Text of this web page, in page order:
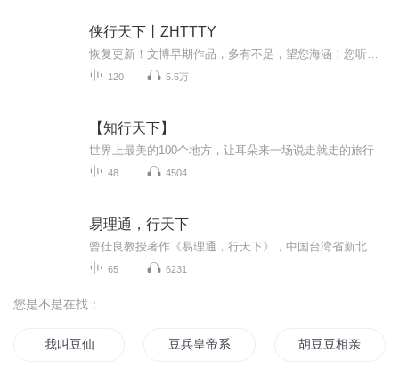
侠行天下丨ZHTTTY
120 5.6万
【知行天下】
世界上最美的100个地方，让耳朵来一场说走就走的旅行
48 4504
易理通，行天下
65 6231
您是不是在找：
我叫豆仙 豆兵皇帝系统 胡豆豆相亲记